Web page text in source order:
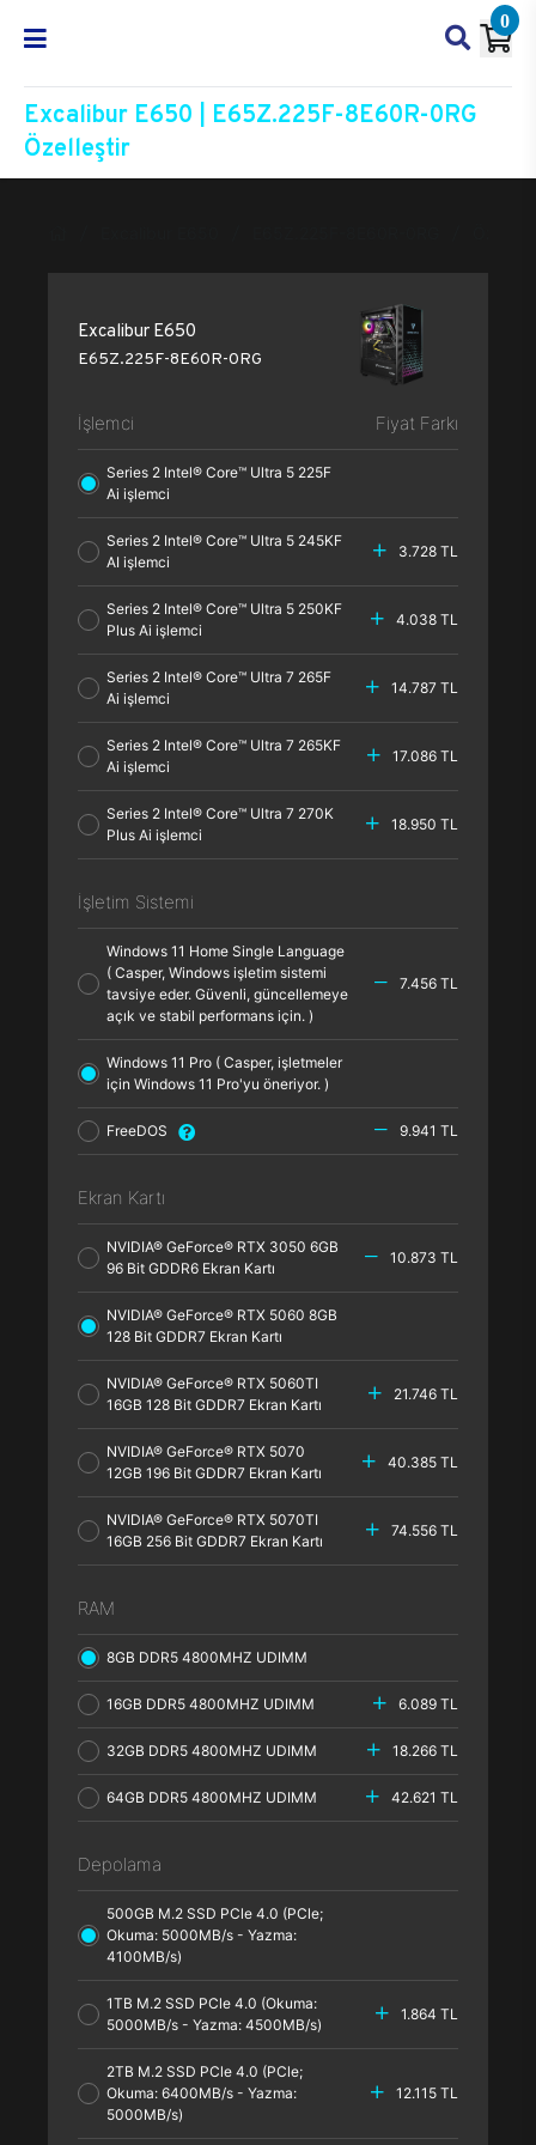
0
Excalibur E650 | E65Z.225F-8E60R-0RG
Özelleştir
Excalibur E650
E65Z.225F-8E60R-0RG
İşlemci Fiyat Farkı
Series 2 Intel® Core™ Ultra 5 225F
Ai işlemci
Series 2 Intel® Core™ Ultra 5 245KF
AI işlemci
3.728 TL
Series 2 Intel® Core™ Ultra 5 250KF
Plus Ai işlemci
4.038 TL
Series 2 Intel® Core™ Ultra 7 265F
Ai işlemci
14.787 TL
Series 2 Intel® Core™ Ultra 7 265KF
Ai işlemci
17.086 TL
Series 2 Intel® Core™ Ultra 7 270K
Plus Ai işlemci
18.950 TL
İşletim Sistemi
Windows 11 Home Single Language
( Casper, Windows işletim sistemi
tavsiye eder. Güvenli, güncellemeye
açık ve stabil performans için. )
7.456 TL
Windows 11 Pro ( Casper, işletmeler
için Windows 11 Pro'yu öneriyor. )
FreeDOS 9.941 TL
Ekran Kartı
NVIDIA® GeForce® RTX 3050 6GB
96 Bit GDDR6 Ekran Kartı
10.873 TL
NVIDIA® GeForce® RTX 5060 8GB
128 Bit GDDR7 Ekran Kartı
NVIDIA® GeForce® RTX 5060TI
16GB 128 Bit GDDR7 Ekran Kartı
21.746 TL
NVIDIA® GeForce® RTX 5070
12GB 196 Bit GDDR7 Ekran Kartı
40.385 TL
NVIDIA® GeForce® RTX 5070TI
16GB 256 Bit GDDR7 Ekran Kartı
74.556 TL
RAM
8GB DDR5 4800MHZ UDIMM
16GB DDR5 4800MHZ UDIMM 6.089 TL
32GB DDR5 4800MHZ UDIMM 18.266 TL
64GB DDR5 4800MHZ UDIMM 42.621 TL
Depolama
500GB M.2 SSD PCle 4.0 (PCle;
Okuma: 5000MB/s - Yazma:
4100MB/s)
1TB M.2 SSD PCle 4.0 (Okuma:
5000MB/s - Yazma: 4500MB/s)
1.864 TL
2TB M.2 SSD PCle 4.0 (PCle;
Okuma: 6400MB/s - Yazma:
5000MB/s)
12.115 TL